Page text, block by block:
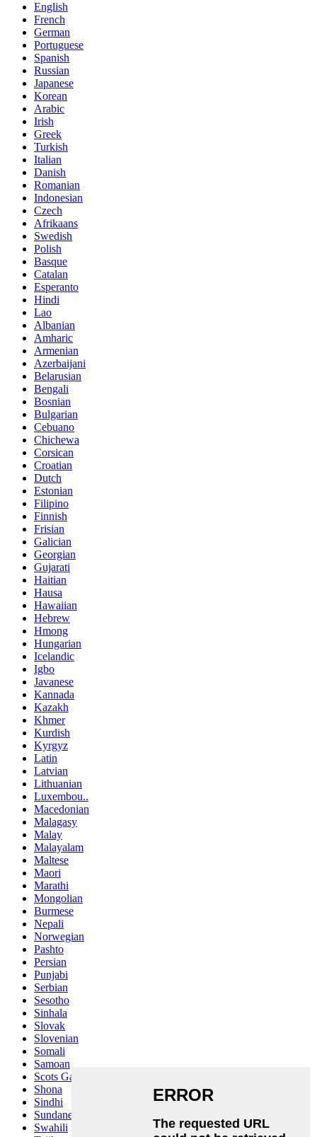
English
French
German
Portuguese
Spanish
Russian
Japanese
Korean
Arabic
Irish
Greek
Turkish
Italian
Danish
Romanian
Indonesian
Czech
Afrikaans
Swedish
Polish
Basque
Catalan
Esperanto
Hindi
Lao
Albanian
Amharic
Armenian
Azerbaijani
Belarusian
Bengali
Bosnian
Bulgarian
Cebuano
Chichewa
Corsican
Croatian
Dutch
Estonian
Filipino
Finnish
Frisian
Galician
Georgian
Gujarati
Haitian
Hausa
Hawaiian
Hebrew
Hmong
Hungarian
Icelandic
Igbo
Javanese
Kannada
Kazakh
Khmer
Kurdish
Kyrgyz
Latin
Latvian
Lithuanian
Luxembou..
Macedonian
Malagasy
Malay
Malayalam
Maltese
Maori
Marathi
Mongolian
Burmese
Nepali
Norwegian
Pashto
Persian
Punjabi
Serbian
Sesotho
Sinhala
Slovak
Slovenian
Somali
Samoan
Scots Gaelic
Shona
Sindhi
Sundanese
Swahili